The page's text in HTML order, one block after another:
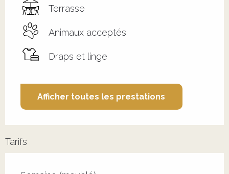
Terrasse
Animaux acceptés
Draps et linge
Afficher toutes les prestations
Tarifs